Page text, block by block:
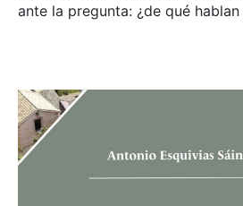
ante la pregunta: ¿de qué